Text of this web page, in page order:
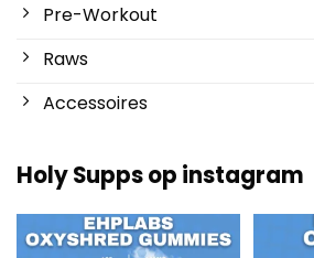
Pre-Workout
Raws
Accessoires
Holy Supps op instagram
Nieuw bij Holy Supps 🍬⚡
De OxyShred Gummies...
Laag in